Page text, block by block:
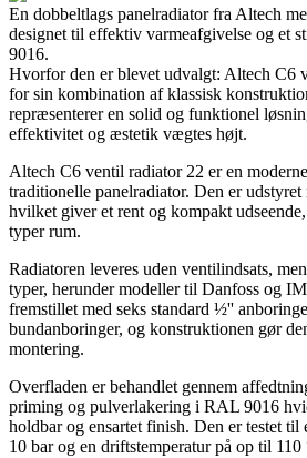
En dobbeltlags panelradiator fra Altech
designet til effektiv varmeafgivelse og et
9016.
Hvorfor den er blevet udvalgt: Altech C6
for sin kombination af klassisk
repræsenterer en solid og funktionel
effektivitet og æstetik vægtes højt.
Altech C6 ventil radiator 22 er en
traditionelle panelradiator. Den er
hvilket giver et rent og kompakt
typer rum.
Radiatoren leveres uden ventilindsats,
typer, herunder modeller til Danfoss og
fremstillet med seks standard ½''
bundanboringer, og konstruktionen gør
montering.
Overfladen er behandlet gennem
priming og pulverlakering i RAL 9016
holdbar og ensartet finish. Den er testet
10 bar og en driftstemperatur på op til 110